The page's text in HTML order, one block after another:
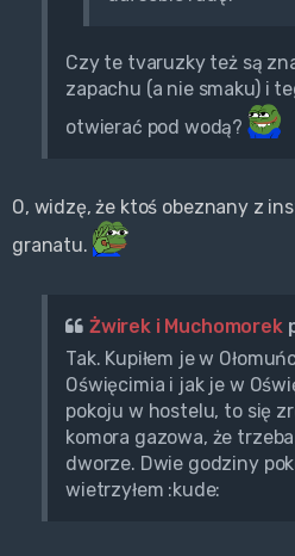
Czy te tvaruzky też są
zapachu (a nie smaku) i
otwierać pod wodą?
O, widzę, że ktoś obeznany z
granatu.
Żwirek i Muchomorek
Tak. Kupiłem je w
Oświęcimia i jak je w
pokoju w hostelu, to się
komora gazowa, że
dworze. Dwie godziny
wietrzyłem :kude: